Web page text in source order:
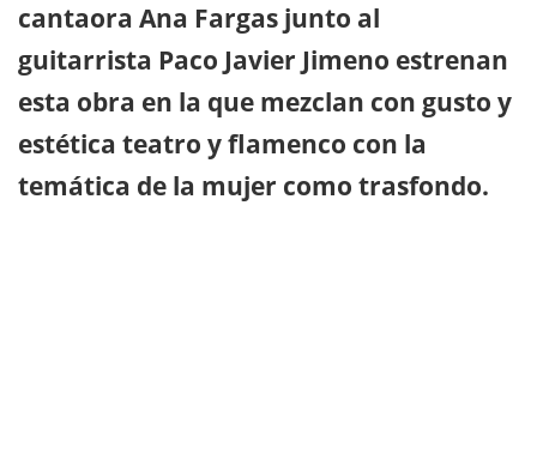
cantaora Ana Fargas junto al
guitarrista Paco Javier Jimeno estrenan
esta obra en la que mezclan con gusto y
estética teatro y flamenco con la
temática de la mujer como trasfondo.